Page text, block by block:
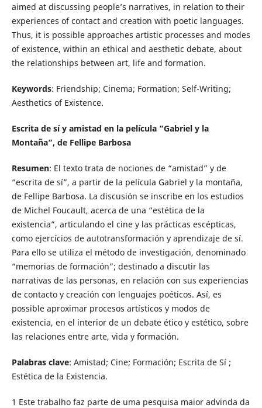
aimed at discussing people’s narratives, in relation to their
experiences of contact and creation with poetic languages.
Thus, it is possible approaches artistic processes and modes
of existence, within an ethical and aesthetic debate, about
the relationships between art, life and formation.
Keywords: Friendship; Cinema; Formation; Self-Writing;
Aesthetics of Existence.
Escrita de sí y amistad en la película “Gabriel y la
Montaña”, de Fellipe Barbosa
Resumen: El texto trata de nociones de “amistad” y de
“escrita de sí”, a partir de la película Gabriel y la montaña,
de Fellipe Barbosa. La discusión se inscribe en los estudios
de Michel Foucault, acerca de una “estética de la
existencia”, articulando el cine y las prácticas escépticas,
como ejercícios de autotransformación y aprendizaje de sí.
Para ello se utiliza el método de investigación, denominado
“memorias de formación”; destinado a discutir las
narrativas de las personas, en relación con sus experiencias
de contacto y creación con lenguajes poéticos. Así, es
possible aproximar procesos artísticos y modos de
existencia, en el interior de un debate ético y estético, sobre
las relaciones entre arte, vida y formación.
Palabras clave: Amistad; Cine; Formación; Escrita de Sí ;
Estética de la Existencia.
1 Este trabalho faz parte de uma pesquisa maior advinda da